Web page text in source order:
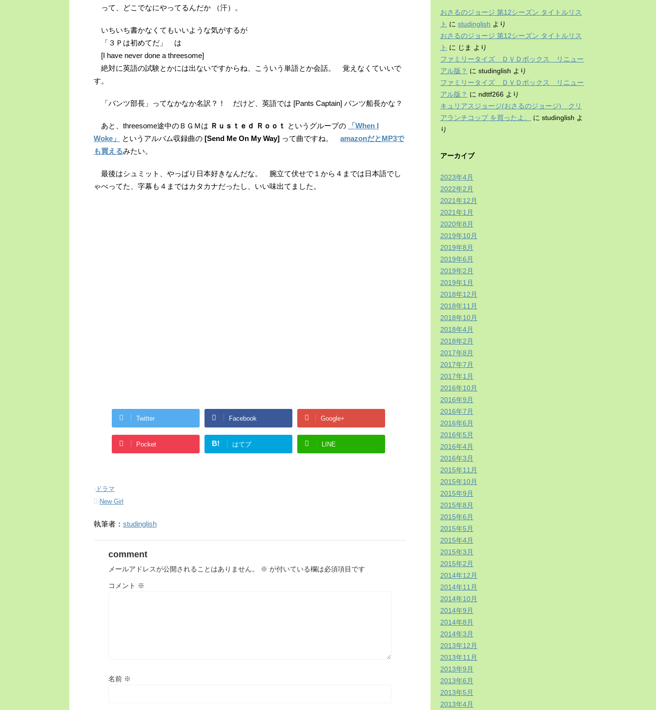
って、どこでなにやってるんだか （汗）。
いちいち書かなくてもいいような気がするが
「３Ｐは初めてだ」 は
[I have never done a threesome]
絶対に英語の試験とかには出ないですからね、こういう単語とか会話。 覚えなくていいで
す。
「パンツ部長」ってなかなか名訳？！ だけど、英語では [Pants Captain] パンツ船長かな？
あと、threesome途中のＢＧＭは Ｒｕｓｔｅｄ Ｒｏｏｔ というグループの
「When I
Woke」
というアルバム収録曲の [Send Me On My Way] って曲ですね。 amazonだとMP3で
も買えるみたい。
最後はシュミット、やっぱり日本好きなんだな。 腕立て伏せで１から４までは日本語でし
ゃべってた、字幕も４まではカタカナだったし、いい味出てました。
Twitter Facebook Google+
Pocket B! はてブ LINE
- ドラマ
-New Girl
執筆者： studinglish
comment
メールアドレスが公開されることはありません。 ※ が付いている欄は必須項目です
コメント ※
名前 ※
おさるのジョージ 第12シーズン タイトルリス
ト に studinglish より
おさるのジョージ 第12シーズン タイトルリス
ト に じま より
ファミリータイズ ＤＶＤボックス リニュー
アル版？ に studinglish より
ファミリータイズ ＤＶＤボックス リニュー
アル版？ に ndttf266 より
キュリアスジョージ(おさるのジョージ) クリ
アランチコップ を買ったよ。
に studinglish よ
り
アーカイブ
2023年4月
2022年2月
2021年12月
2021年1月
2020年8月
2019年10月
2019年8月
2019年6月
2019年2月
2019年1月
2018年12月
2018年11月
2018年10月
2018年4月
2018年2月
2017年8月
2017年7月
2017年1月
2016年10月
2016年9月
2016年7月
2016年6月
2016年5月
2016年4月
2016年3月
2015年11月
2015年10月
2015年9月
2015年8月
2015年6月
2015年5月
2015年4月
2015年3月
2015年2月
2014年12月
2014年11月
2014年10月
2014年9月
2014年8月
2014年3月
2013年12月
2013年11月
2013年9月
2013年6月
2013年5月
2013年4月